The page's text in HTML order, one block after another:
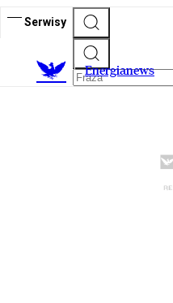
Serwisy
Energianews